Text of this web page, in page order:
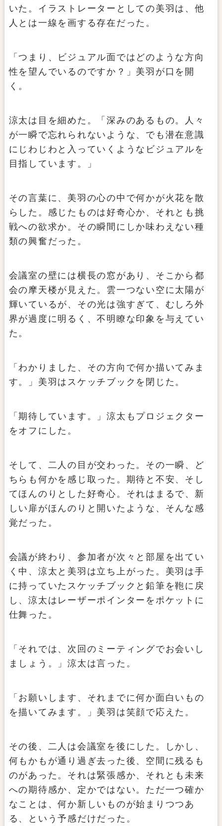
いた。イラストレーターとしての美羽は、他
人とは一線を画する存在だった。
「つまり、ビジュアル面ではどのような方向
性を望んでいるのですか？」美羽が口を開
く。
涼太は目を細めた。「深みのあるもの。人々
が一瞬で忘れられないような、でも潜在意識
にじわじわと入っていくようなビジュアルを
目指しています。」
その言葉に、美羽の心の中で何かが火花を散
らした。感じたものは好奇心か、それとも挑
戦への欲求か。その瞬間にしか味わえない種
類の興奮だった。
会議室の壁には横長の窓があり、そこから都
会の摩天楼が見えた。雲一つない空に太陽が
輝いているが、その光は強すぎて、むしろ外
界が過度に明るく、不明瞭な印象を与えてい
た。
「わかりました、その方向で何か描いてみま
す。」美羽はスケッチブックを閉じた。
「期待しています。」涼太もプロジェクター
をオフにした。
そして、二人の目が交わった。その一瞬、ど
ちらも何かを感じ取った。期待と不安、そし
てほんのりとした好奇心。それはまるで、新
しい扉がほんのりと開いたような、そんな感
覚だった。
会議が終わり、参加者が次々と部屋を出てい
く中、涼太と美羽は立ち上がった。美羽は手
に持っていたスケッチブックと鉛筆を鞄に戻
し、涼太はレーザーポインターをポケットに
仕舞った。
「それでは、次回のミーティングでお会いし
ましょう。」涼太は言った。
「お願いします、それまでに何か面白いもの
を描いてみます。」美羽は笑顔で応えた。
その後、二人は会議室を後にした。しかし、
何もかもが通り過ぎ去った後、空間に残るも
のがあった。それは緊張感か、それとも未来
への期待感か、定かではない。ただ一つ確か
なことは、何か新しいものが始まりつつあ
る、という予感だけだった。